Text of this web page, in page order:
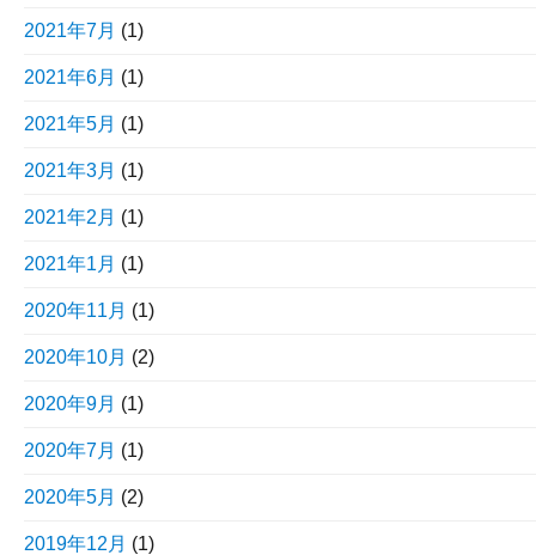
2021年7月 (1)
2021年6月 (1)
2021年5月 (1)
2021年3月 (1)
2021年2月 (1)
2021年1月 (1)
2020年11月 (1)
2020年10月 (2)
2020年9月 (1)
2020年7月 (1)
2020年5月 (2)
2019年12月 (1)